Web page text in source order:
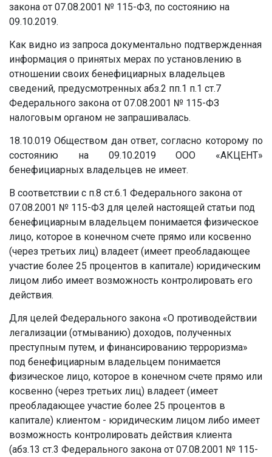
закона от 07.08.2001 № 115-ФЗ, по состоянию на
09.10.2019.
Как видно из запроса документально подтвержденная
информация о принятых мерах по установлению в
отношении своих бенефициарных владельцев
сведений, предусмотренных абз.2 пп.1 п.1 ст.7
Федерального закона от 07.08.2001 № 115-ФЗ
налоговым органом не запрашивалась.
18.10.019 Обществом дан ответ, согласно которому по
состоянию на 09.10.2019 ООО «АКЦЕНТ»
бенефициарных владельцев не имеет.
В соответствии с п.8 ст.6.1 Федерального закона от
07.08.2001 № 115-ФЗ для целей настоящей статьи под
бенефициарным владельцем понимается физическое
лицо, которое в конечном счете прямо или косвенно
(через третьих лиц) владеет (имеет преобладающее
участие более 25 процентов в капитале) юридическим
лицом либо имеет возможность контролировать его
действия.
Для целей Федерального закона «О противодействии
легализации (отмыванию) доходов, полученных
преступным путем, и финансированию терроризма»
под бенефициарным владельцем понимается
физическое лицо, которое в конечном счете прямо или
косвенно (через третьих лиц) владеет (имеет
преобладающее участие более 25 процентов в
капитале) клиентом - юридическим лицом либо имеет
возможность контролировать действия клиента
(абз.13 ст.3 Федерального закона от 07.08.2001 № 115-